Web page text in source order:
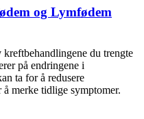
og Lymfødem
du trengte
på endringene i
ta for å redusere
merke tidlige symptomer.